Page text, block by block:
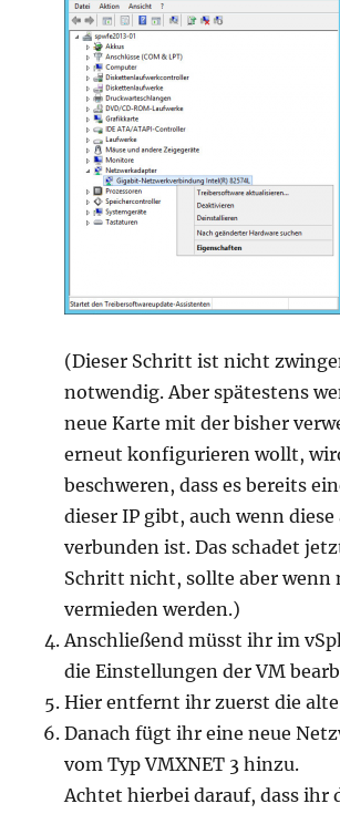
(Dieser Schritt ist nicht
notwendig. Aber spätestens
neue Karte mit der bisher
erneut konfigurieren wollt,
beschweren, dass es bereits
dieser IP gibt, auch wenn
verbunden ist. Das schadet
Schritt nicht, sollte aber wenn
vermieden werden.)
Anschließend müsst ihr im
die Einstellungen der VM
Hier entfernt ihr zuerst die
Danach fügt ihr eine neue
vom Typ VMXNET 3 hinzu.
Achtet hierbei darauf, dass ihr